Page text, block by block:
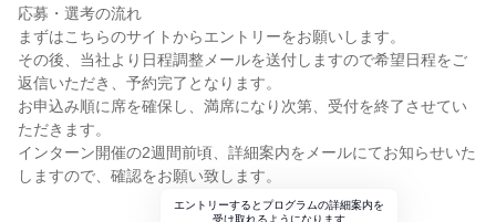
応募・選考の流れ
まずはこちらのサイトからエントリーをお願いします。
その後、当社より日程調整メールを送付しますので希望日程をご
返信いただき、予約完了となります。
お申込み順に席を確保し、満席になり次第、受付を終了させてい
ただきます。
インターン開催の2週間前頃、詳細案内をメールにてお知らせいた
しますので、確認をお願い致します。
エントリーするとプログラムの詳細案内を
受け取れるようになります